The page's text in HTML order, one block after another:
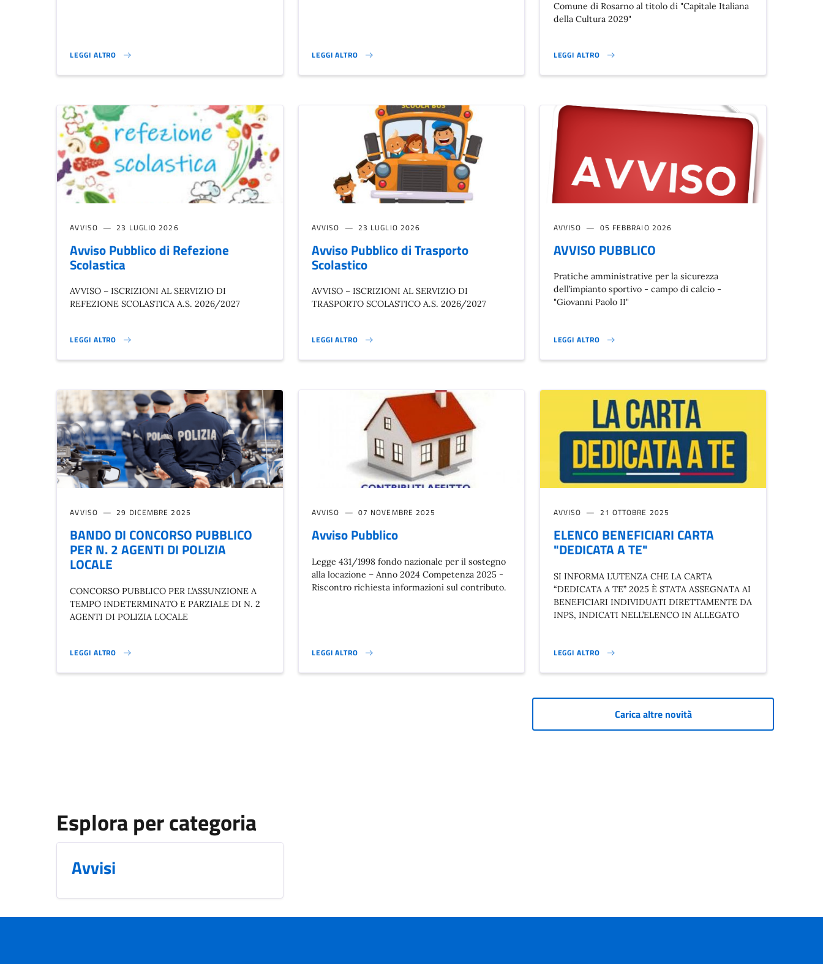
LEGGI ALTRO
AVVISO PUBBLICO} LEGGI ALTRO
AVVISO }
Comune di Rosarno al titolo di "Capitale Italiana
della Cultura 2029"
LEGGI ALTRO
CAPITALE ITALIANA DELLA CULTURA 2029}
AVVISO 23 LUGLIO 2026
Avviso Pubblico di Refezione
Scolastica
AVVISO – ISCRIZIONI AL SERVIZIO DI
REFEZIONE SCOLASTICA A.S. 2026/2027
LEGGI ALTRO
AVVISO PUBBLICO DI REFEZIONE SCOLASTICA}
AVVISO 23 LUGLIO 2026
Avviso Pubblico di Trasporto
Scolastico
AVVISO – ISCRIZIONI AL SERVIZIO DI
TRASPORTO SCOLASTICO A.S. 2026/2027
LEGGI ALTRO
AVVISO PUBBLICO DI TRASPORTO SCOLASTICO}
AVVISO 05 FEBBRAIO 2026
AVVISO PUBBLICO
Pratiche amministrative per la sicurezza
dell’impianto sportivo - campo di calcio -
"Giovanni Paolo II"
LEGGI ALTRO
AVVISO PUBBLICO}
AVVISO 29 DICEMBRE 2025
BANDO DI CONCORSO PUBBLICO
PER N. 2 AGENTI DI POLIZIA
LOCALE
CONCORSO PUBBLICO PER L’ASSUNZIONE A
TEMPO INDETERMINATO E PARZIALE DI N. 2
AGENTI DI POLIZIA LOCALE
LEGGI ALTRO
BANDO DI CONCORSO PUBBLICO PER N. 2 AGENTI DI POLIZIA LOCALE}
AVVISO 07 NOVEMBRE 2025
Avviso Pubblico
Legge 431/1998 fondo nazionale per il sostegno
alla locazione – Anno 2024 Competenza 2025 -
Riscontro richiesta informazioni sul contributo.
LEGGI ALTRO
AVVISO PUBBLICO}
AVVISO 21 OTTOBRE 2025
ELENCO BENEFICIARI CARTA
"DEDICATA A TE"
SI INFORMA L’UTENZA CHE LA CARTA
“DEDICATA A TE” 2025 È STATA ASSEGNATA AI
BENEFICIARI INDIVIDUATI DIRETTAMENTE DA
INPS, INDICATI NELL’ELENCO IN ALLEGATO
LEGGI ALTRO
ELENCO BENEFICIARI CARTA "DEDICATA A TE"}
Carica altre novità
Esplora per categoria
Avvisi